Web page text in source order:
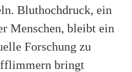
Bluthochdruck, ein
Menschen, bleibt ein
Forschung zu
bringt